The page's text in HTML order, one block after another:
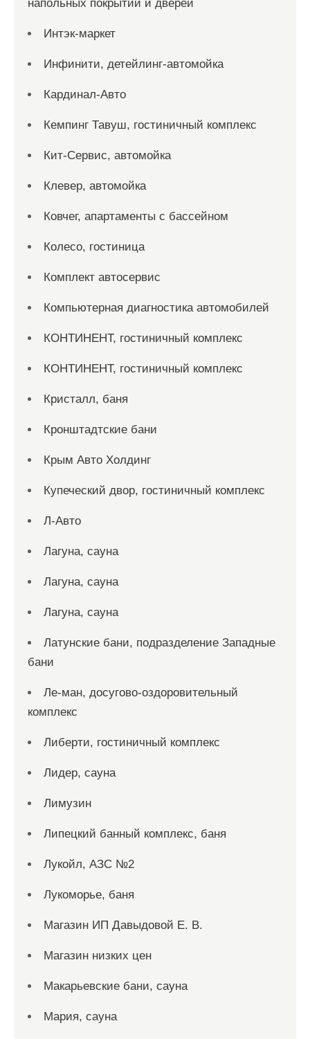
напольных покрытий и дверей
Интэк-маркет
Инфинити, детейлинг-автомойка
Кардинал-Авто
Кемпинг Тавуш, гостиничный комплекс
Кит-Сервис, автомойка
Клевер, автомойка
Ковчег, апартаменты с бассейном
Колесо, гостиница
Комплект автосервис
Компьютерная диагностика автомобилей
КОНТИНЕНТ, гостиничный комплекс
КОНТИНЕНТ, гостиничный комплекс
Кристалл, баня
Кронштадтские бани
Крым Авто Холдинг
Купеческий двор, гостиничный комплекс
Л-Авто
Лагуна, сауна
Лагуна, сауна
Лагуна, сауна
Латунские бани, подразделение Западные
бани
Ле-ман, досугово-оздоровительный
комплекс
Либерти, гостиничный комплекс
Лидер, сауна
Лимузин
Липецкий банный комплекс, баня
Лукойл, АЗС №2
Лукоморье, баня
Магазин ИП Давыдовой Е. В.
Магазин низких цен
Макарьевские бани, сауна
Мария, сауна